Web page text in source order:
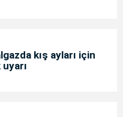
kış ayları için